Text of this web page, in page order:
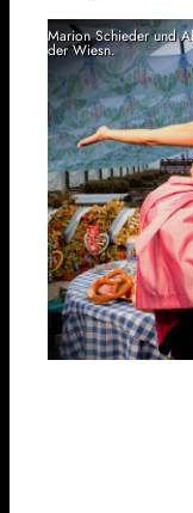
Marion Schieder und
der Wiesn.